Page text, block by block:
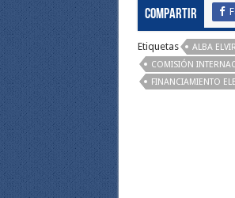
Compartir
Etiquetas ALBA
COMISIÓN
FINANCIAMIENTO